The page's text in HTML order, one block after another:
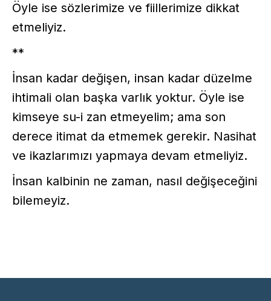
Öyle ise sözlerimize ve fiillerimize dikkat
etmeliyiz.
**
İnsan kadar değişen, insan kadar düzelme
ihtimali olan başka varlık yoktur. Öyle ise
kimseye su-i zan etmeyelim; ama son
derece itimat da etmemek gerekir. Nasihat
ve ikazlarımızı yapmaya devam etmeliyiz.
İnsan kalbinin ne zaman, nasıl değişeceğini
bilemeyiz.